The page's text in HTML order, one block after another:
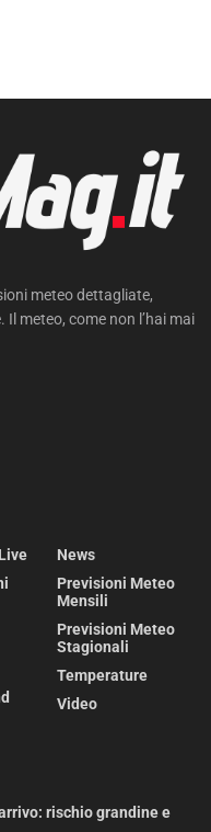
meteo dettagliate,
meteo, come non l’hai mai
News
Previsioni Meteo
Mensili
Previsioni Meteo
Stagionali
Temperature
Video
rischio grandine e